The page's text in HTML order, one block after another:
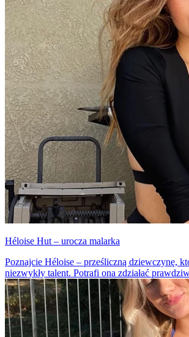
Héloise Hut – urocza malarka
Poznajcie Héloise – prześliczną dziewczynę,
niezwykły talent. Potrafi ona zdziałać
Dawno nie widzieliśmy tak pięknych dzieł